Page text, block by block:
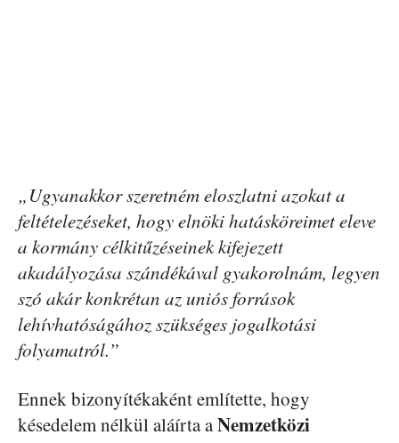
„Ugyanakkor szeretném eloszlatni azokat a
feltételezéseket, hogy elnöki hatásköreimet eleve
a kormány célkitűzéseinek kifejezett
akadályozása szándékával gyakorolnám, legyen
szó akár konkrétan az uniós források
lehívhatóságához szükséges jogalkotási
folyamatról.”
Ennek bizonyítékaként említette, hogy
késedelem nélkül aláírta aNemzetközi